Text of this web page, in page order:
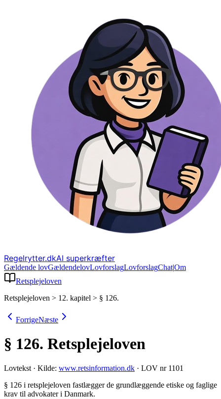
Regelrytter.dkAI superkræfter
Gældende lovGældendelovLovforslagLovforslagChat|Om
Retsplejeloven
Retsplejeloven > 12. kapitel > § 126.
ForrigeNæste
§ 126. Retsplejeloven
Lovtekst · Kilde: www.retsinformation.dk · LOV nr 1101
§ 126 i retsplejeloven fastlægger de grundlæggende etiske og faglige
krav til advokater i Danmark.